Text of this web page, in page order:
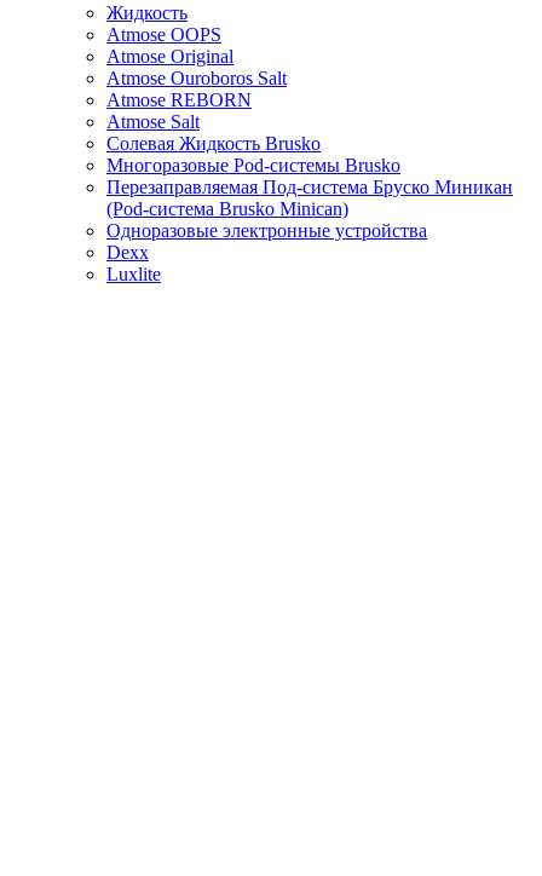
Жидкость
Atmose OOPS
Atmose Original
Atmose Ouroboros Salt
Atmose REBORN
Atmose Salt
Солевая Жидкость Brusko
Многоразовые Pod-системы Brusko
Перезаправляемая Под-система Бруско Миникан
(Pod-система Brusko Minican)
Одноразовые электронные устройства
Dexx
Luxlite